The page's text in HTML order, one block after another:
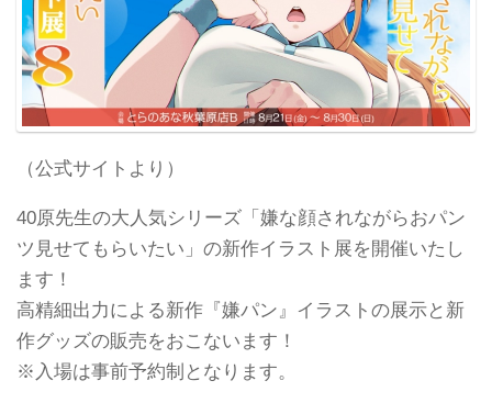
（公式サイトより）
40原先生の大人気シリーズ「嫌な顔されながらおパン
ツ見せてもらいたい」の新作イラスト展を開催いたし
ます！
高精細出力による新作『嫌パン』イラストの展示と新
作グッズの販売をおこないます！
※入場は事前予約制となります。